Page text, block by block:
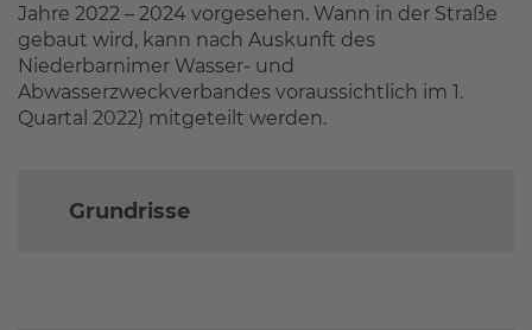
Jahre 2022 – 2024 vorgesehen. Wann in der Straße
gebaut wird, kann nach Auskunft des
Niederbarnimer Wasser- und
Abwasserzweckverbandes voraussichtlich im 1.
Quartal 2022) mitgeteilt werden.
Grundrisse